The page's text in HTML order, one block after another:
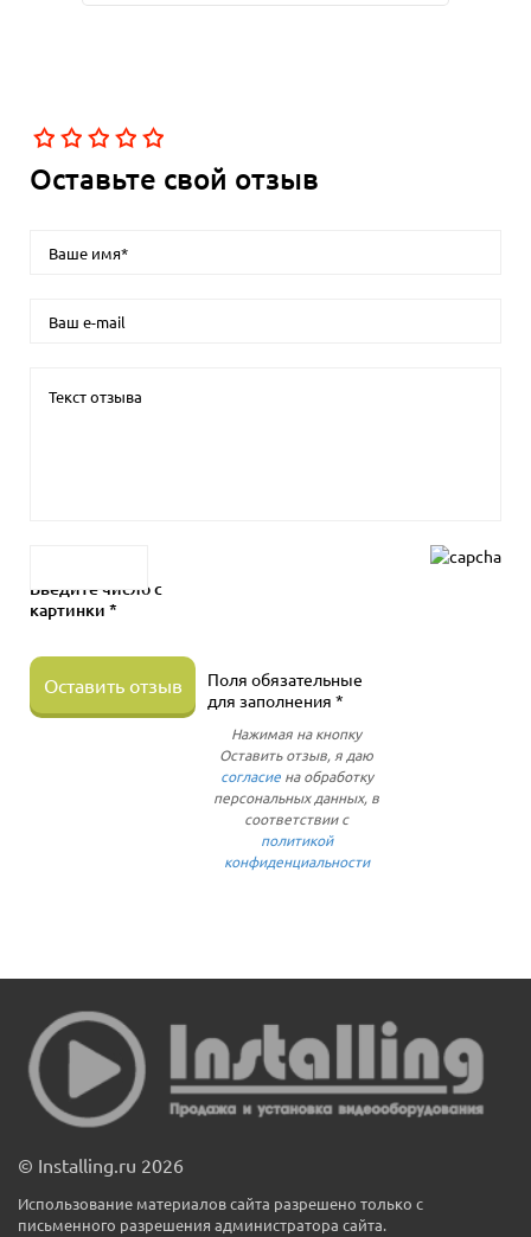
Оставьте свой отзыв
Введите число с
картинки *
Оставить отзыв
Поля обязательные
для заполнения *
Нажимая на кнопку
Оставить отзыв, я даю
согласиена обработку
персональных данных, в
соответствии с
политикой
конфиденциальности
© Installing.ru 2026
Использование материалов сайта разрешено только с
письменного разрешения администратора сайта.